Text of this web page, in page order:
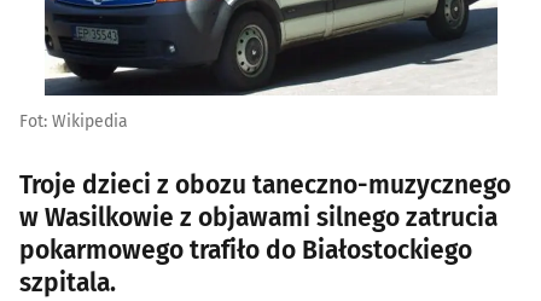
Fot: Wikipedia
Troje dzieci z obozu taneczno-muzycznego
w Wasilkowie z objawami silnego zatrucia
pokarmowego trafiło do Białostockiego
szpitala.